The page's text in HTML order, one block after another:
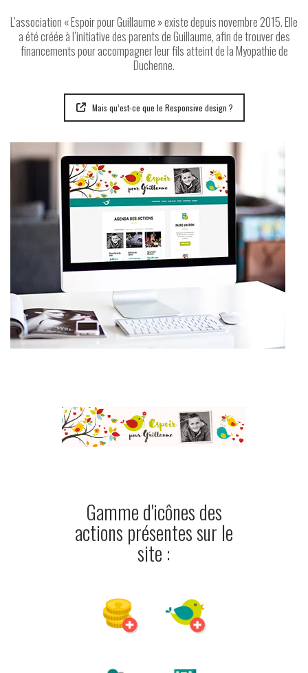
L’association « Espoir pour Guillaume » existe depuis novembre 2015. Elle
a été créée à l’initiative des parents de Guillaume, afin de trouver des
financements pour accompagner leur fils atteint de la Myopathie de
Duchenne.
Mais qu’est-ce que le Responsive design ?
Gamme d'icônes des
actions présentes sur le
site :